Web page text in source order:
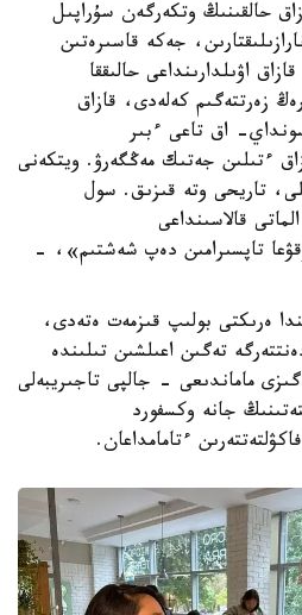
حالقىنىڭ وتكەرگەن سۇراپىل
جەكە قاسىرەتىن
اۋىلدارىنداعى حالىققا
زەرتتەگىم كەلەدى، قازاق
سونداي- اق تاعى ءبىر
ءتىلىن جەتىك مەڭگەرۋ. ويتكەنى
تاريحى وتە قىزىق. سول
قالاسىنداعى
تاپسىرامىن دەپ شەشتىم»، -
ەرىكتى بولىپ قىزمەت ەتەدى،
تەگىن اعىلشىن تىلىندە
ماماندىعى - جالپى تاجىريبەلى
جانە وكسفورد
ءتامامداعان.